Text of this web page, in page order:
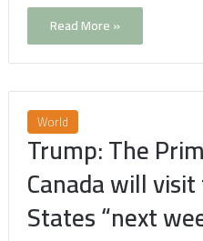
Read More »
World
Trump: The
Canada will
States “next